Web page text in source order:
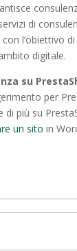
di
l’obiettivo
digitale.
su
per
di più su
un sito in